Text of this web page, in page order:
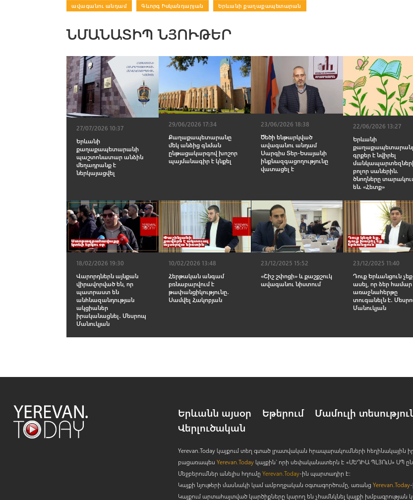
ավագանու անդամ Գևորգ Իսկանդարյան Երևանի քաղաքապետարան
ՆՄԱՆԱՏԻՊ ՆՅՈՒԹԵՐ
27/07/2026 10:37
Երևանի
քաղաքապետարանի
պաշտոնատար անձին
մեղադրանք է
ներկայացվել
29/06/2026 17:34
Քաղաքապետարանը
մեկ անձից գնման
ընթացակարգով խոշոր
պայմանագիր է կնքել
23/06/2026 18:38
Ծեծի ենթարկված
ավագանու անդամ
Սարգիս Տեր-Եսայանի
ինքնազգացողությունը
վատացել է
22/06/2026 13:27
Երևանի
գրքեր է նվիրել
բոլոր սաներին.
ծնողները
են. «Հետք»
18/02/2026 19:30
Վարորդներն այնքան
վիրավորված են, որ
պատրաստ են
անհնազանդության
ակցիաներ
իրականացնել․ Մեսրոպ
Մանուկյան
10/02/2026 13:48
Հերթական անգամ
բռնաբարվում է
թափանցիկությունը․
Սամվել Հակոբյան
23/12/2025 15:52
«Շիշ շփոցի» և քաշքշուկ
ավագանու նիստում
23/12/2025 11:40
Դուք Երևանցուն չեք
ասել, որ ձեր համար
առաջնահերթը
տուգանելն է․
Մանուկյան
Երևանն այսօր Եթերում
Մամուլի
Վերլուծական
Yerevan.Today կայքում տեղ գտած լրատվական հրապարակումների հեղինակային
բացառապեսYerevan.Todayկայքին` որի սեփականատերն է «ՄԵԴԻԱ ՊԼՅՈւՍ» ՍՊ
Մեջբերումներ անելիս հղումըYerevan.Today-ին պարտադիր է:
Կայքի նյութերի մասնակի կամ ամբողջական օգտագործումը, առանցYerevan.Today
Կայքում արտահայտված կարծիքները կարող են չհամնկնել կայքի